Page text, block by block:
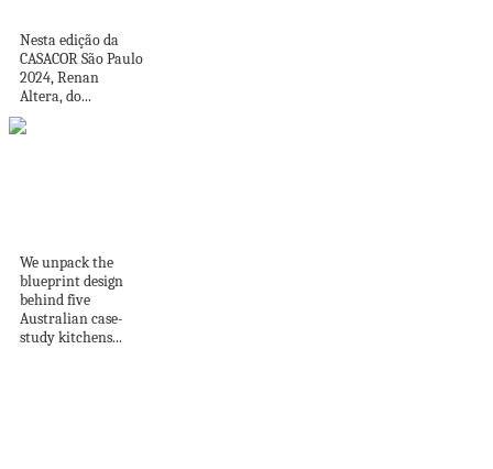
Nesta edição da
CASACOR São Paulo
2024, Renan
Altera, do...
We unpack the
blueprint design
behind five
Australian case-
study kitchens...